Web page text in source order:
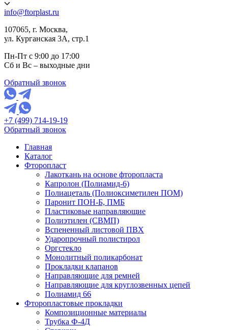
info@ftorplast.ru
107065, г. Москва,
ул. Курганская 3А, стр.1
Пн-Пт с 9:00 до 17:00
Сб и Вс – выходные дни
Обратный звонок
+7 (499) 714-19-19
Обратный звонок
Главная
Каталог
Фторопласт
Лакоткань на основе фторопласта
Капролон (Полиамид-6)
Полиацеталь (Полиоксиметилен ПОМ)
Паронит ПОН-Б, ПМБ
Пластиковые направляющие
Полиэтилен (СВМП)
Вспененный листовой ПВХ
Ударопрочный полистирол
Оргстекло
Монолитный поликарбонат
Прокладки клапанов
Направляющие для ремней
Направляющие для круглозвенных цепей
Полиамид 66
Фторопластовые прокладки
Композиционные материалы
Трубка Ф-4Д